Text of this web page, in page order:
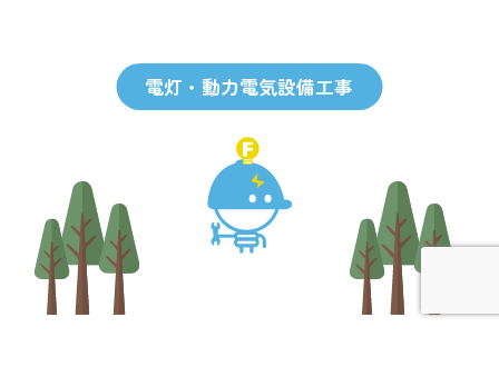
電灯・動力電気設備工事